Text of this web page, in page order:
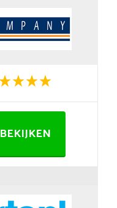
BEKIJKEN